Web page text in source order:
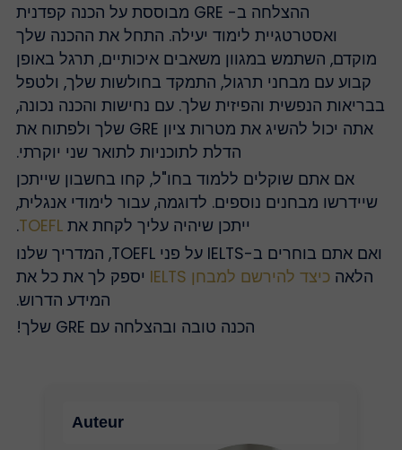
ההצלחה ב- GRE מבוססת על הכנה קפדנית
ואסטרטגיית לימוד יעילה. התחל את ההכנה שלך
מוקדם, השתמש במגוון משאבים איכותיים, תרגל באופן
קבוע עם מבחני תרגול, התמקד בחולשות שלך, ולטפל
הנפשית והפיזית שלך. עם נחישות והכנה נכונה,
אתה יכול להשיג את מטרות ציון GRE שלך ולפתוח את
הדלת לתוכניות לתואר שני יוקרתי.
אם אתם שוקלים ללמוד בחו"ל, קחו בחשבון שייתכן
שיידרשו מבחנים נוספים. לדוגמה, עבור לימודי אנגלית,
ייתכן שיהיה עליך לקחת אתTOEFL
.
ואם אתם בוחרים ב-IELTS על פני TOEFL, המדריך שלנו
הלאהכיצד להירשם למבחן IELTS
יספק לך את כל את
המידע הדרוש.
הכנה טובה ובהצלחה עם GRE שלך!
Auteur